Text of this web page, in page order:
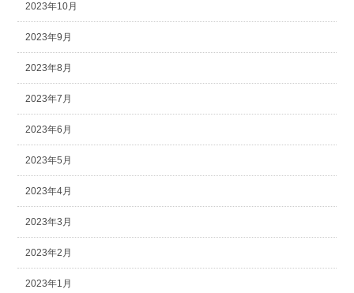
2023年10月
2023年9月
2023年8月
2023年7月
2023年6月
2023年5月
2023年4月
2023年3月
2023年2月
2023年1月